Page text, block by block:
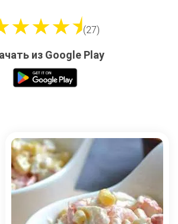
(27)
из Google Play